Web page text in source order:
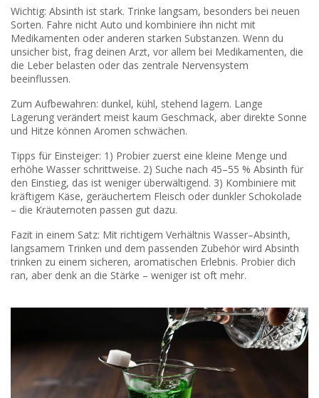
Wichtig: Absinth ist stark. Trinke langsam, besonders bei neuen
Sorten. Fahre nicht Auto und kombiniere ihn nicht mit
Medikamenten oder anderen starken Substanzen. Wenn du
unsicher bist, frag deinen Arzt, vor allem bei Medikamenten, die
die Leber belasten oder das zentrale Nervensystem
beeinflussen.
Zum Aufbewahren: dunkel, kühl, stehend lagern. Lange
Lagerung verändert meist kaum Geschmack, aber direkte Sonne
und Hitze können Aromen schwächen.
Tipps für Einsteiger: 1) Probier zuerst eine kleine Menge und
erhöhe Wasser schrittweise. 2) Suche nach 45–55 % Absinth für
den Einstieg, das ist weniger überwältigend. 3) Kombiniere mit
kräftigem Käse, geräuchertem Fleisch oder dunkler Schokolade
– die Kräuternoten passen gut dazu.
Fazit in einem Satz: Mit richtigem Verhältnis Wasser–Absinth,
langsamem Trinken und dem passenden Zubehör wird Absinth
trinken zu einem sicheren, aromatischen Erlebnis. Probier dich
ran, aber denk an die Stärke – weniger ist oft mehr.